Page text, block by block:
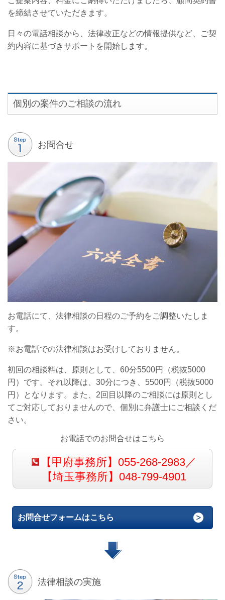
を締結させていただきます。
日々の電話相談から、法律改正などの情報提供など、ご契
約内容に基づきサポートを開始します。
個別の案件のご相談の流れ
お問合せ
お電話にて、法律相談の日程のご予約をご調整いたしま
す。
※お電話での法律相談はお受けしておりません。
初回の相談料は、原則として、60分5500円（税抜5000
円）です。それ以降は、30分につき、5500円（税抜5000
円）となります。また、2回目以降のご相談には原則とし
てご対応しておりませんので、個別に弁護士にご相談くだ
さい。
お電話でのお問合せはこちら
【甲府事務所】055-268-2983／
【埼玉事務所】048-799-4901
お問合せフォームはこちら
法律相談の実施